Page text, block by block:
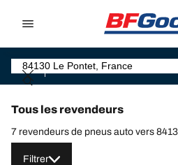
Tous les revendeurs
7 revendeurs de pneus auto vers
Filtrer